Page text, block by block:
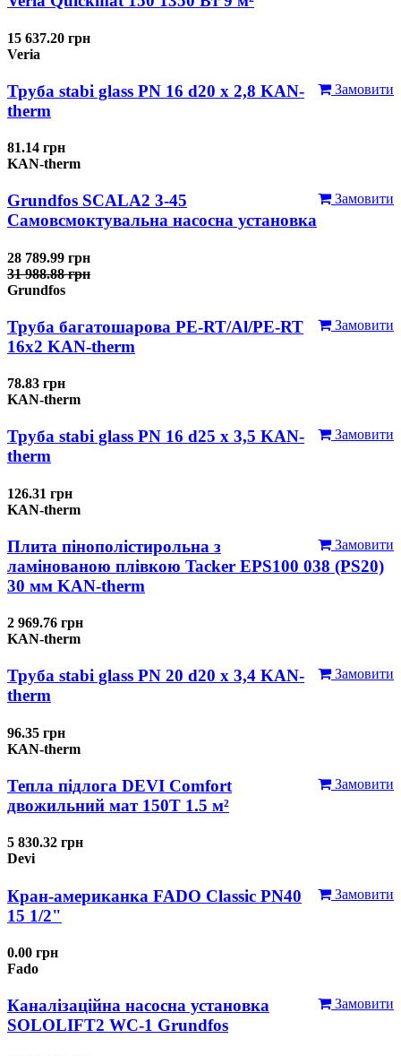
15 637.20 грн
Veria
Замовити
Труба stabi glass PN 16 d20 х 2,8 KAN-
therm
81.14 грн
KAN-therm
Замовити
Grundfos SCALA2 3-45
Самовсмоктувальна насосна установка
28 789.99 грн
31 988.88 грн
Grundfos
Замовити
Труба багатошарова PE-RT/Al/PE-RT
16x2 KAN-therm
78.83 грн
KAN-therm
Замовити
Труба stabi glass PN 16 d25 х 3,5 KAN-
therm
126.31 грн
KAN-therm
Замовити
Плита пінополістирольна з
ламінованою плівкою Tacker EPS100 038 (PS20)
30 мм KAN-therm
2 969.76 грн
KAN-therm
Замовити
Труба stabi glass PN 20 d20 х 3,4 KAN-
therm
96.35 грн
KAN-therm
Замовити
Тепла підлога DEVI Comfort
двожильний мат 150T 1.5 м²
5 830.32 грн
Devi
Замовити
Кран-американка FADO Classic PN40
15 1/2"
0.00 грн
Fado
Замовити
Каналізаційна насосна установка
SOLOLIFT2 WC-1 Grundfos